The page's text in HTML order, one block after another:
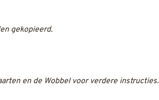
gekopieerd.
en de Wobbel voor verdere instructies.